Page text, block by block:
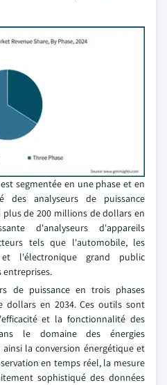
segmentée en une phase et en
des analyseurs de puissance
plus de 200 millions de dollars en
d'analyseurs d'appareils
tels que l'automobile, les
et l'électronique grand public
entreprises.
de puissance en trois phases
dollars en 2034. Ces outils sont
et la fonctionnalité des
le domaine des énergies
la conversion énergétique et
en temps réel, la mesure
sophistiqué des données